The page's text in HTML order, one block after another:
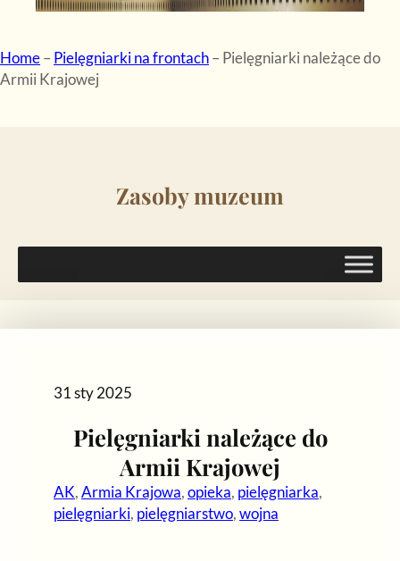
Home– Pielęgniarki na frontach– Pielęgniarki należące do
Armii Krajowej
Zasoby muzeum
31 sty 2025
Pielęgniarki należące do
Armii Krajowej
AK, Armia Krajowa, opieka, pielęgniarka
pielęgniarki, pielęgniarstwo, wojna